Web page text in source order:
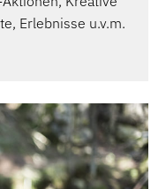
Erlebnisse u.v.m.